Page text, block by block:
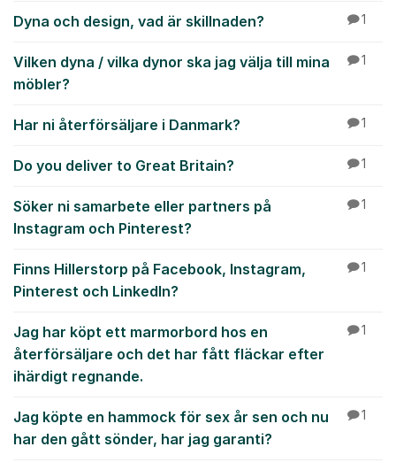
Dyna och design, vad är skillnaden? 1
Vilken dyna / vilka dynor ska jag välja till mina
möbler?
1
Har ni återförsäljare i Danmark? 1
Do you deliver to Great Britain? 1
Söker ni samarbete eller partners på
Instagram och Pinterest?
1
Finns Hillerstorp på Facebook, Instagram,
Pinterest och LinkedIn?
1
Jag har köpt ett marmorbord hos en
återförsäljare och det har fått fläckar efter
ihärdigt regnande.
1
Jag köpte en hammock för sex år sen och nu
har den gått sönder, har jag garanti?
1